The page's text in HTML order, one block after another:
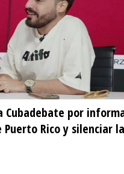
Cubadebate por
Puerto Rico y silenciar